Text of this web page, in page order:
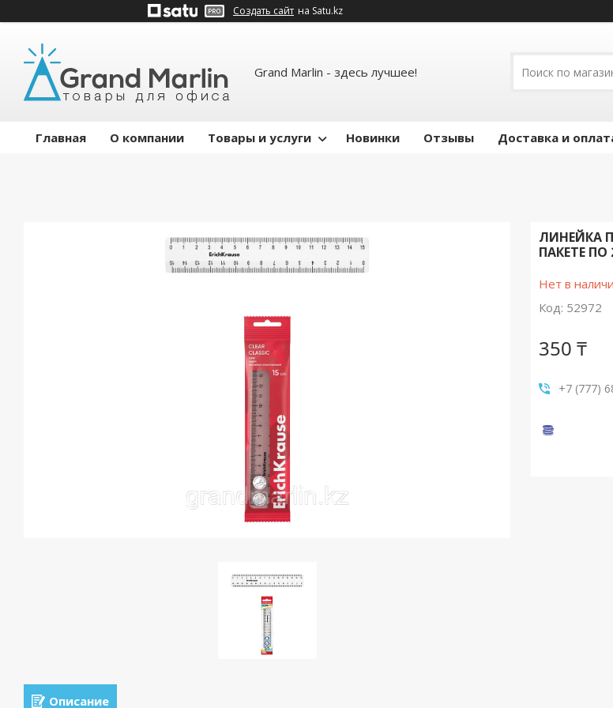
Создать сайт на Satu.kz
Grand Marlin - здесь лучшее!
Главная О компании Товары и услуги Новинки Отзывы Доставка и
ЛИНЕЙКА
ПАКЕТЕ ПО
Нет в
Код: 52972
350 ₸
+7 (777)
Описание